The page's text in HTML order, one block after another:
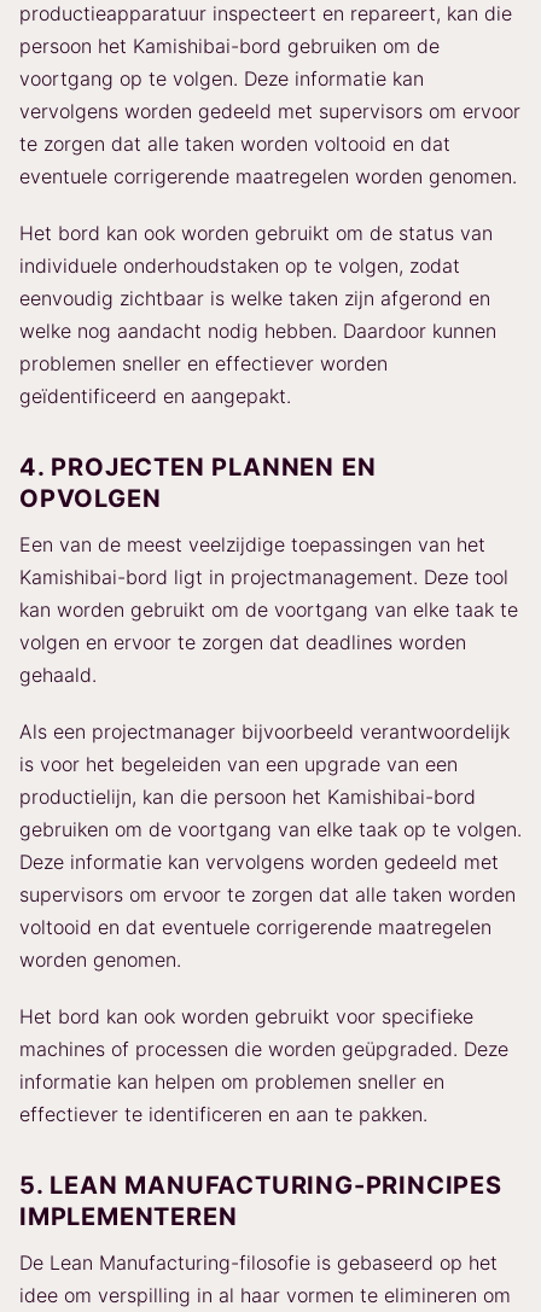
productieapparatuur inspecteert en repareert, kan die
persoon het Kamishibai-bord gebruiken om de
voortgang op te volgen. Deze informatie kan
vervolgens worden gedeeld met supervisors om ervoor
te zorgen dat alle taken worden voltooid en dat
eventuele corrigerende maatregelen worden genomen.
Het bord kan ook worden gebruikt om de status van
individuele onderhoudstaken op te volgen, zodat
eenvoudig zichtbaar is welke taken zijn afgerond en
welke nog aandacht nodig hebben. Daardoor kunnen
problemen sneller en effectiever worden
geïdentificeerd en aangepakt.
4. PROJECTEN PLANNEN EN
OPVOLGEN
Een van de meest veelzijdige toepassingen van het
Kamishibai-bord ligt in projectmanagement. Deze tool
kan worden gebruikt om de voortgang van elke taak te
volgen en ervoor te zorgen dat deadlines worden
gehaald.
Als een projectmanager bijvoorbeeld verantwoordelijk
is voor het begeleiden van een upgrade van een
productielijn, kan die persoon het Kamishibai-bord
gebruiken om de voortgang van elke taak op te volgen.
Deze informatie kan vervolgens worden gedeeld met
supervisors om ervoor te zorgen dat alle taken worden
voltooid en dat eventuele corrigerende maatregelen
worden genomen.
Het bord kan ook worden gebruikt voor specifieke
machines of processen die worden geüpgraded. Deze
informatie kan helpen om problemen sneller en
effectiever te identificeren en aan te pakken.
5. LEAN MANUFACTURING-PRINCIPES
IMPLEMENTEREN
De Lean Manufacturing-filosofie is gebaseerd op het
idee om verspilling in al haar vormen te elimineren om